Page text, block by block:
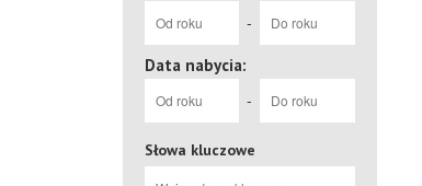
-
Data nabycia:
-
Słowa kluczowe